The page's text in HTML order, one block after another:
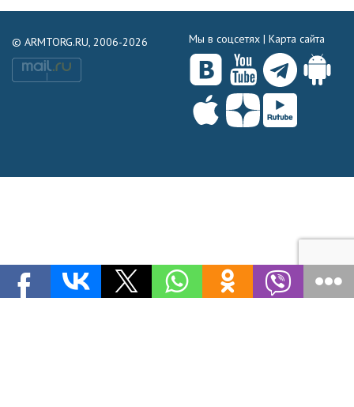
© ARMTORG.RU, 2006-2026 Мы в соцсетях | Карта сайта